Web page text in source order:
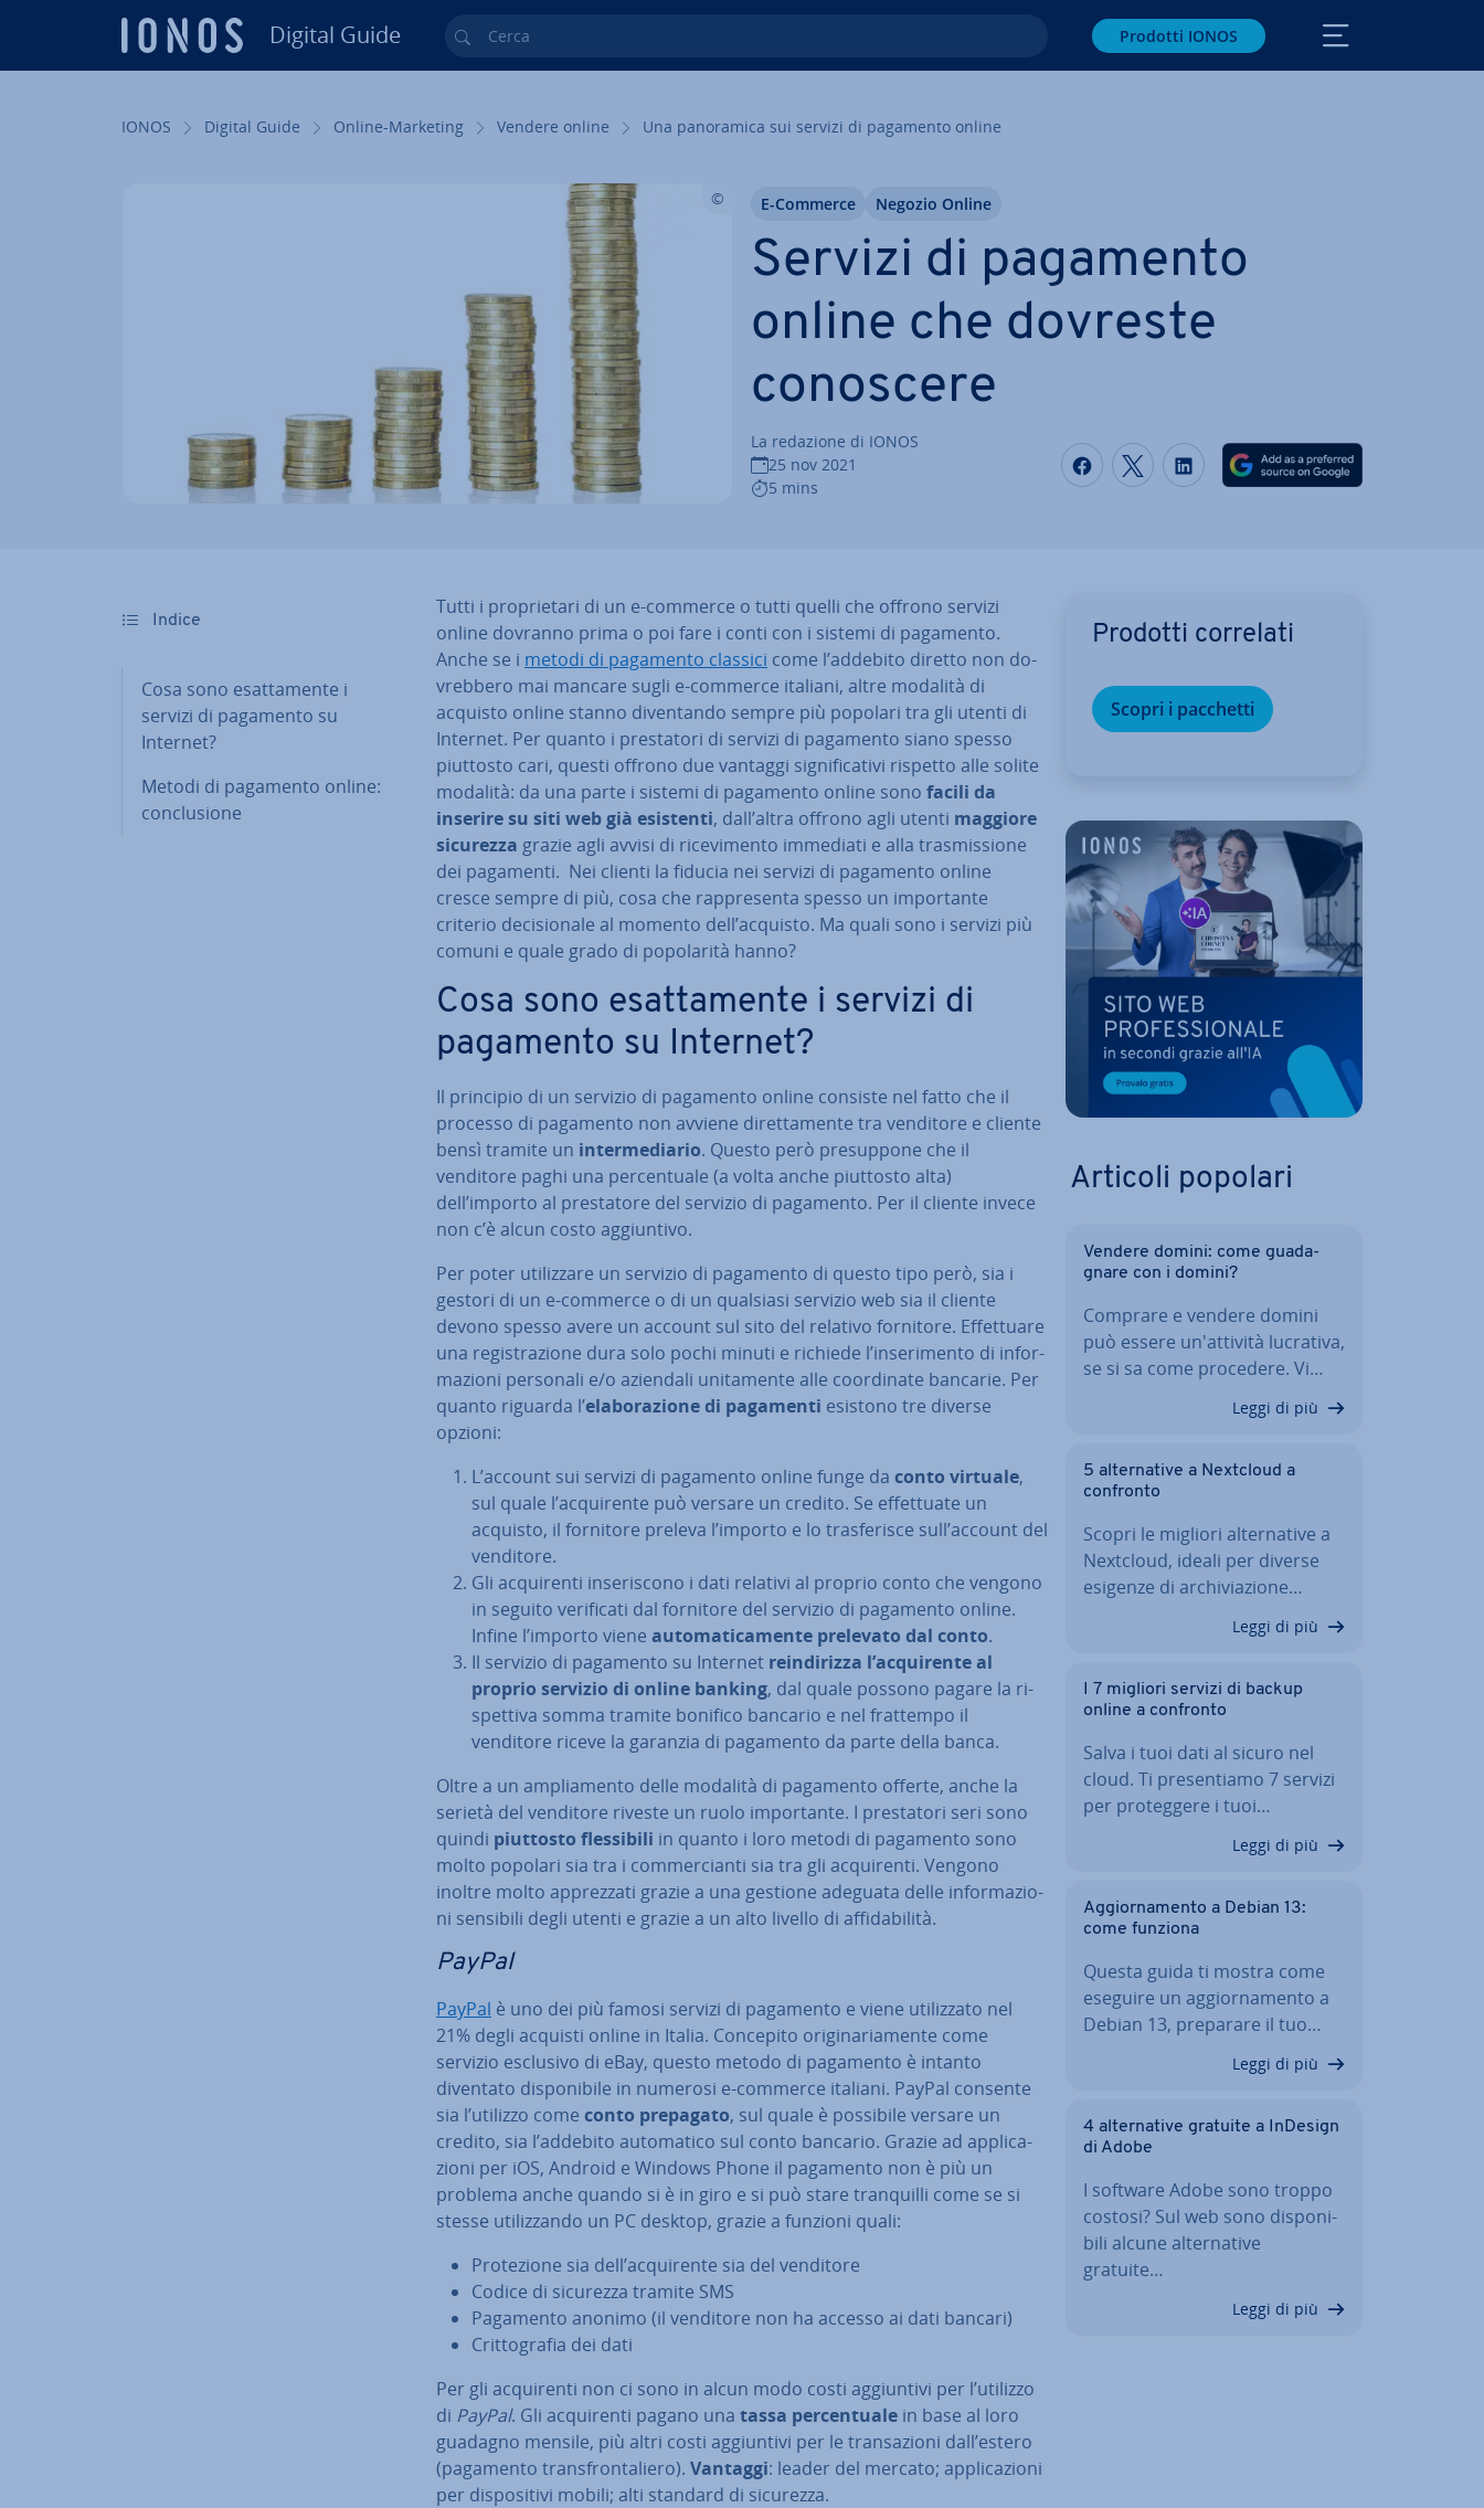
Digital Guide Cerca Prodotti IONOS
IONOS Digital Guide Online-Marketing Vendere online Una pa­no­ra­mi­ca sui servizi di pagamento online
Servizi di pagamento
online che dovreste
conoscere
La redazione di IONOS
25 nov 2021
5 mins
Condividi via Facebook
Condividi via Twitter
Condividi via LinkedIN
E-Commerce Negozio Online
Indice
Cosa sono esat­ta­men­te i
servizi di pagamento su
Internet?
Metodi di pagamento online:
con­clu­sio­ne
Tutti i pro­prie­ta­ri di un e-commerce o tutti quelli che offrono servizi
online dovranno prima o poi fare i conti con i sistemi di pagamento.
Anche se i metodi di pagamento classici come l’addebito diretto non do­
vreb­be­ro mai mancare sugli e-commerce italiani, altre modalità di
acquisto online stanno di­ven­tan­do sempre più popolari tra gli utenti di
Internet. Per quanto i pre­sta­to­ri di servizi di pagamento siano spesso
piuttosto cari, questi offrono due vantaggi si­gni­fi­ca­ti­vi rispetto alle solite
modalità: da una parte i sistemi di pagamento online sono facili da
inserire su siti web già esistenti, dall’altra offrono agli utenti maggiore
sicurezza grazie agli avvisi di ri­ce­vi­men­to immediati e alla tra­smis­sio­ne
dei pagamenti. Nei clienti la fiducia nei servizi di pagamento online
cresce sempre di più, cosa che rap­pre­sen­ta spesso un im­por­tan­te
criterio de­ci­sio­na­le al momento dell’acquisto. Ma quali sono i servizi più
comuni e quale grado di po­po­la­ri­tà hanno?
Cosa sono esat­ta­men­te i servizi di
pagamento su Internet?
Il principio di un servizio di pagamento online consiste nel fatto che il
processo di pagamento non avviene di­ret­ta­men­te tra venditore e cliente
bensì tramite un in­ter­me­dia­rio. Questo però pre­sup­po­ne che il
venditore paghi una per­cen­tua­le (a volta anche piuttosto alta)
dell’importo al pre­sta­to­re del servizio di pagamento. Per il cliente invece
non c’è alcun costo ag­giun­ti­vo.
Per poter uti­liz­za­re un servizio di pagamento di questo tipo però, sia i
gestori di un e-commerce o di un qualsiasi servizio web sia il cliente
devono spesso avere un account sul sito del relativo fornitore. Ef­fet­tua­re
una re­gi­stra­zio­ne dura solo pochi minuti e richiede l’in­se­ri­men­to di in­for­
ma­zio­ni personali e/o aziendali uni­ta­men­te alle coor­di­na­te bancarie. Per
quanto riguarda l’ela­bo­ra­zio­ne di pagamenti esistono tre diverse
opzioni:
L’account sui servizi di pagamento online funge da conto virtuale,
sul quale l’ac­qui­ren­te può versare un credito. Se ef­fet­tua­te un
acquisto, il fornitore preleva l’importo e lo tra­sfe­ri­sce sull’account del
venditore.
Gli ac­qui­ren­ti in­se­ri­sco­no i dati relativi al proprio conto che vengono
in seguito ve­ri­fi­ca­ti dal fornitore del servizio di pagamento online.
Infine l’importo viene au­to­ma­ti­ca­men­te prelevato dal conto.
Il servizio di pagamento su Internet rein­di­riz­za l’ac­qui­ren­te al
proprio servizio di online banking, dal quale possono pagare la ri­
spet­ti­va somma tramite bonifico bancario e nel frattempo il
venditore riceve la garanzia di pagamento da parte della banca.
Oltre a un am­plia­men­to delle modalità di pagamento offerte, anche la
serietà del venditore riveste un ruolo im­por­tan­te. I pre­sta­to­ri seri sono
quindi piuttosto fles­si­bi­li in quanto i loro metodi di pagamento sono
molto popolari sia tra i com­mer­cian­ti sia tra gli ac­qui­ren­ti. Vengono
inoltre molto ap­prez­za­ti grazie a una gestione adeguata delle in­for­ma­zio­
ni sensibili degli utenti e grazie a un alto livello di af­fi­da­bi­li­tà.
PayPal
PayPal è uno dei più famosi servizi di pagamento e viene uti­liz­za­to nel
21% degli acquisti online in Italia. Concepito ori­gi­na­ria­men­te come
servizio esclusivo di eBay, questo metodo di pagamento è intanto
diventato di­spo­ni­bi­le in numerosi e-commerce italiani. PayPal consente
sia l’utilizzo come conto prepagato, sul quale è possibile versare un
credito, sia l’addebito au­to­ma­ti­co sul conto bancario. Grazie ad ap­pli­ca­
zio­ni per iOS, Android e Windows Phone il pagamento non è più un
problema anche quando si è in giro e si può stare tran­quil­li come se si
stesse uti­liz­zan­do un PC desktop, grazie a funzioni quali:
Pro­te­zio­ne sia dell’ac­qui­ren­te sia del venditore
Codice di sicurezza tramite SMS
Pagamento anonimo (il venditore non ha accesso ai dati bancari)
Crit­to­gra­fia dei dati
Per gli ac­qui­ren­ti non ci sono in alcun modo costi ag­giun­ti­vi per l’utilizzo
di PayPal. Gli ac­qui­ren­ti pagano una tassa per­cen­tua­le in base al loro
guadagno mensile, più altri costi ag­giun­ti­vi per le tran­sa­zio­ni dall’estero
(pagamento tran­sfron­ta­lie­ro). Vantaggi: leader del mercato; ap­pli­ca­zio­ni
per di­spo­si­ti­vi mobili; alti standard di sicurezza.
Prodotti correlati
Scopri i pacchetti
Articoli popolari
Vendere domini: come gua­da­
gna­re con i domini?
Comprare e vendere domini
può essere un'at­ti­vi­tà lucrativa,
se si sa come procedere. Vi…
Leggi di più
5 al­ter­na­ti­ve a Nextcloud a
confronto
Scopri le migliori al­ter­na­ti­ve a
Nextcloud, ideali per diverse
esigenze di ar­chi­via­zio­ne…
Leggi di più
I 7 migliori servizi di backup
online a confronto
Salva i tuoi dati al sicuro nel
cloud. Ti pre­sen­tia­mo 7 servizi
per pro­teg­ge­re i tuoi…
Leggi di più
Ag­gior­na­men­to a Debian 13:
come funziona
Questa guida ti mostra come
eseguire un ag­gior­na­men­to a
Debian 13, preparare il tuo…
Leggi di più
4 al­ter­na­ti­ve gratuite a InDesign
di Adobe
I software Adobe sono troppo
costosi? Sul web sono di­spo­ni­
bi­li alcune al­ter­na­ti­ve
gratuite…
Leggi di più